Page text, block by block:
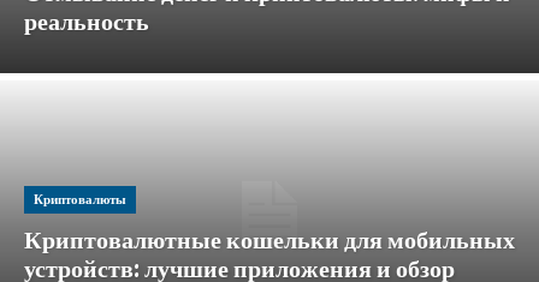
реальность
Криптовалюты
Криптовалютные кошельки для мобильных
устройств: лучшие приложения и обзор